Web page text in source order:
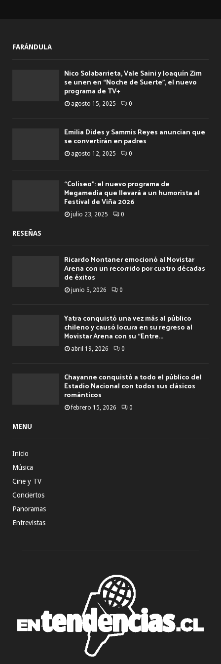
FARÁNDULA
Nico Solabarrieta, Vale Saini y Joaquín Zim
se unen en “Noche de Suerte”, el nuevo
programa de TV+
agosto 15, 2025 0
Emilia Dides y Sammis Reyes anuncian que
se convertirán en padres
agosto 12, 2025 0
“Coliseo”: el nuevo programa de
Megamedia que llevará a un humorista al
Festival de Viña 2026
julio 23, 2025 0
RESEÑAS
Ricardo Montaner emocionó al Movistar
Arena con un recorrido por cuatro décadas
de éxitos
junio 5, 2026 0
Yatra conquistó una vez más al público
chileno y causó locura en su regreso al
Movistar Arena con su “Entre...
abril 19, 2026 0
Chayanne conquistó a todo el público del
Estadio Nacional con todos sus clásicos
románticos
febrero 15, 2026 0
MENU
Inicio
Música
Cine y TV
Conciertos
Panoramas
Entrevistas